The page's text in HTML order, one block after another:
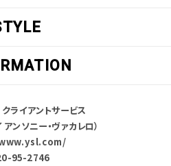
ライアントサービス
アンソニー・ヴァカレロ）
95-2746